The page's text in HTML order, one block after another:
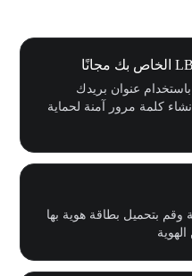
قم بالتسجيل في LBank باستخدام عنوان بريدك
كلمة مرور آمنة لحماية
بتحميل بطاقة هوية بها